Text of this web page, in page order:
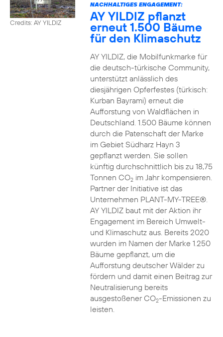
Credits: AY YILDIZ
NACHHALTIGES ENGAGEMENT:
AY YILDIZ pflanzt
erneut 1.500 Bäume
für den Klimaschutz
AY YILDIZ, die Mobilfunkmarke für
die deutsch-türkische Community,
unterstützt anlässlich des
diesjährigen Opferfestes (türkisch:
Kurban Bayrami) erneut die
Aufforstung von Waldflächen in
Deutschland. 1.500 Bäume können
durch die Patenschaft der Marke
im Gebiet Südharz Hayn 3
gepflanzt werden. Sie sollen
künftig durchschnittlich bis zu 18,75
Tonnen CO2im Jahr kompensieren.
Partner der Initiative ist das
Unternehmen PLANT-MY-TREE®.
AY YILDIZ baut mit der Aktion ihr
Engagement im Bereich Umwelt-
und Klimaschutz aus. Bereits 2020
wurden im Namen der Marke 1.250
Bäume gepflanzt, um die
Aufforstung deutscher Wälder zu
fördern und damit einen Beitrag zur
Neutralisierung bereits
ausgestoßener CO2-Emissionen zu
leisten.